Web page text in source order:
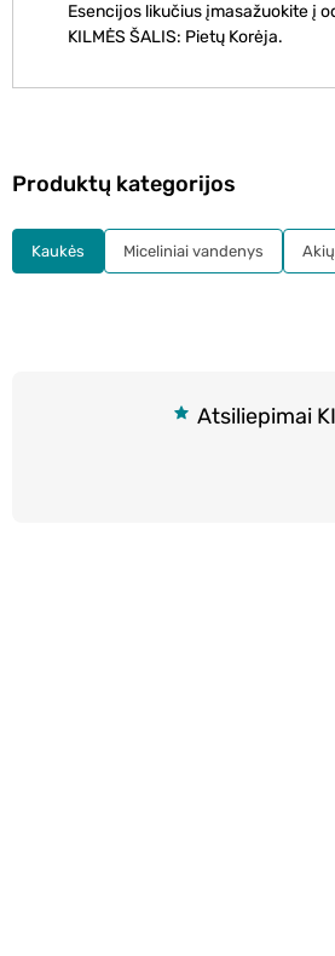
Esencijos likučius įmasažuokite į
KILMĖS ŠALIS: Pietų Korėja.
Atsiliepimai
Produktų kategorijos
Kaukės Miceliniai vandenys